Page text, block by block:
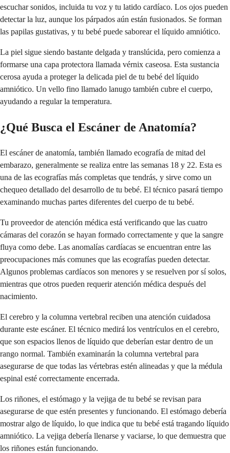
escuchar sonidos, incluida tu voz y tu latido cardíaco. Los ojos pueden
detectar la luz, aunque los párpados aún están fusionados. Se forman
las papilas gustativas, y tu bebé puede saborear el líquido amniótico.
La piel sigue siendo bastante delgada y translúcida, pero comienza a
formarse una capa protectora llamada vérnix caseosa. Esta sustancia
cerosa ayuda a proteger la delicada piel de tu bebé del líquido
amniótico. Un vello fino llamado lanugo también cubre el cuerpo,
ayudando a regular la temperatura.
¿Qué Busca el Escáner de Anatomía?
El escáner de anatomía, también llamado ecografía de mitad del
embarazo, generalmente se realiza entre las semanas 18 y 22. Esta es
una de las ecografías más completas que tendrás, y sirve como un
chequeo detallado del desarrollo de tu bebé. El técnico pasará tiempo
examinando muchas partes diferentes del cuerpo de tu bebé.
Tu proveedor de atención médica está verificando que las cuatro
cámaras del corazón se hayan formado correctamente y que la sangre
fluya como debe. Las anomalías cardíacas se encuentran entre las
preocupaciones más comunes que las ecografías pueden detectar.
Algunos problemas cardíacos son menores y se resuelven por sí solos,
mientras que otros pueden requerir atención médica después del
nacimiento.
El cerebro y la columna vertebral reciben una atención cuidadosa
durante este escáner. El técnico medirá los ventrículos en el cerebro,
que son espacios llenos de líquido que deberían estar dentro de un
rango normal. También examinarán la columna vertebral para
asegurarse de que todas las vértebras estén alineadas y que la médula
espinal esté correctamente encerrada.
Los riñones, el estómago y la vejiga de tu bebé se revisan para
asegurarse de que estén presentes y funcionando. El estómago debería
mostrar algo de líquido, lo que indica que tu bebé está tragando líquido
amniótico. La vejiga debería llenarse y vaciarse, lo que demuestra que
los riñones están funcionando.